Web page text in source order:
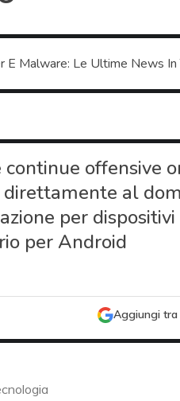
E Malware: Le Ultime News
offensive
al
per
per Android
Aggiungi tra